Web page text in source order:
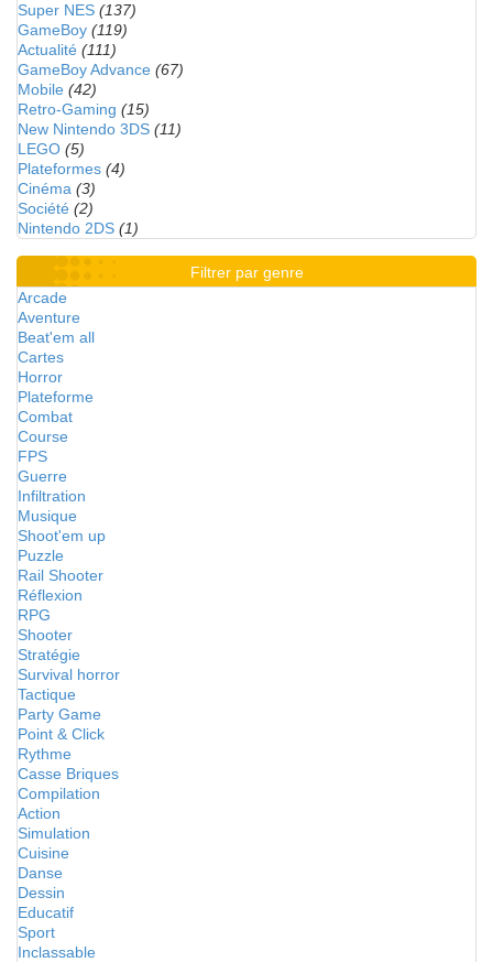
Super NES (137)
GameBoy (119)
Actualité (111)
GameBoy Advance (67)
Mobile (42)
Retro-Gaming (15)
New Nintendo 3DS (11)
LEGO (5)
Plateformes (4)
Cinéma (3)
Société (2)
Nintendo 2DS (1)
Filtrer par genre
Arcade
Aventure
Beat'em all
Cartes
Horror
Plateforme
Combat
Course
FPS
Guerre
Infiltration
Musique
Shoot'em up
Puzzle
Rail Shooter
Réflexion
RPG
Shooter
Stratégie
Survival horror
Tactique
Party Game
Point & Click
Rythme
Casse Briques
Compilation
Action
Simulation
Cuisine
Danse
Dessin
Educatif
Sport
Inclassable